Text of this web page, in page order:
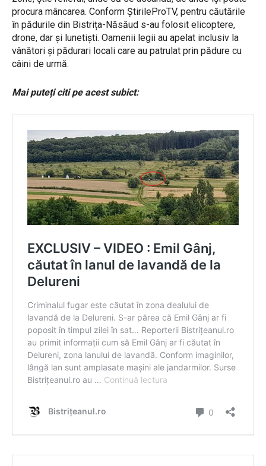
procura mâncarea. Conform ȘtirileProTV, pentru căutările
în pădurile din Bistrița-Năsăud s-au folosit elicoptere,
drone, dar și lunetiști. Oamenii legii au apelat inclusiv la
vânători și pădurari locali care au patrulat prin pădure cu
câini de urmă.
Mai puteți citi pe acest subict: